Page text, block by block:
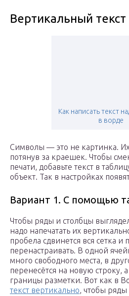
Вертикальный текст
Как написать текст
в ворде
Символы — это не картинка. Их
потянув за краешек. Чтобы
печати, добавьте текст в
объект. Так в настройках
Вариант 1. С помощью
Чтобы ряды и столбцы
надо напечатать их
пробела сдвинется вся сетка и
перенастраивать. В одной
много свободного места, в
перенесётся на новую строку,
границы разметки. Вот как в
текст вертикально, чтобы ряды